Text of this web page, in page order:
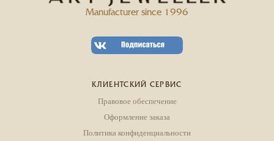
Manufacturer since 1996
КЛИЕНТСКИЙ СЕРВИС
Правовое обеспечение
Оформление заказа
Политика конфиденциальности